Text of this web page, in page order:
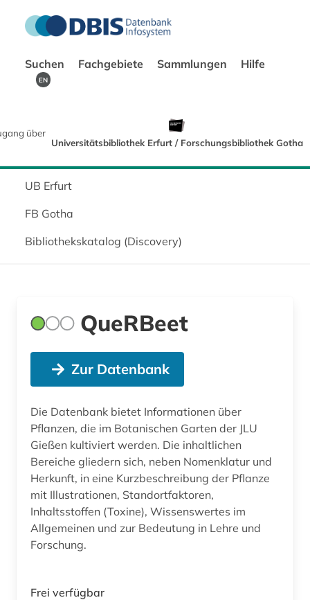
Suchen Fachgebiete Sammlungen Hilfe
EN
über
Universitätsbibliothek Erfurt / Forschungsbibliothek Gotha
UB Erfurt
FB Gotha
Bibliothekskatalog (Discovery)
QueRBeet
Zur Datenbank
Die Datenbank bietet Informationen über
Pflanzen, die im Botanischen Garten der JLU
Gießen kultiviert werden. Die inhaltlichen
Bereiche gliedern sich, neben Nomenklatur und
Herkunft, in eine Kurzbeschreibung der Pflanze
mit Illustrationen, Standortfaktoren,
Inhaltsstoffen (Toxine), Wissenswertes im
Allgemeinen und zur Bedeutung in Lehre und
Forschung.
Frei verfügbar